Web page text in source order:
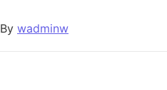
By wadminw